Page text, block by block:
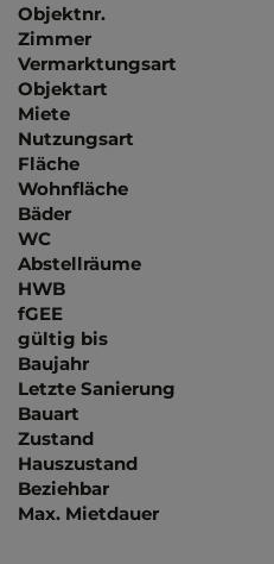
Objektnr.
Zimmer
Vermarktungsart
Objektart
Miete
Nutzungsart
Fläche
Wohnfläche
Bäder
WC
Abstellräume
HWB
fGEE
gültig bis
Baujahr
Letzte Sanierung
Bauart
Zustand
Hauszustand
Beziehbar
Max. Mietdauer